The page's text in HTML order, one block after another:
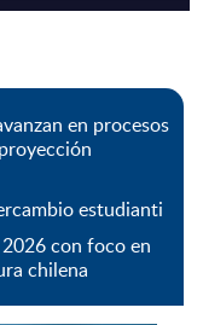
en procesos
estudianti
con foco en
chilena